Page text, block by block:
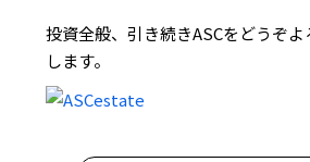
投資全般、引き続きASCをどうぞ
します。